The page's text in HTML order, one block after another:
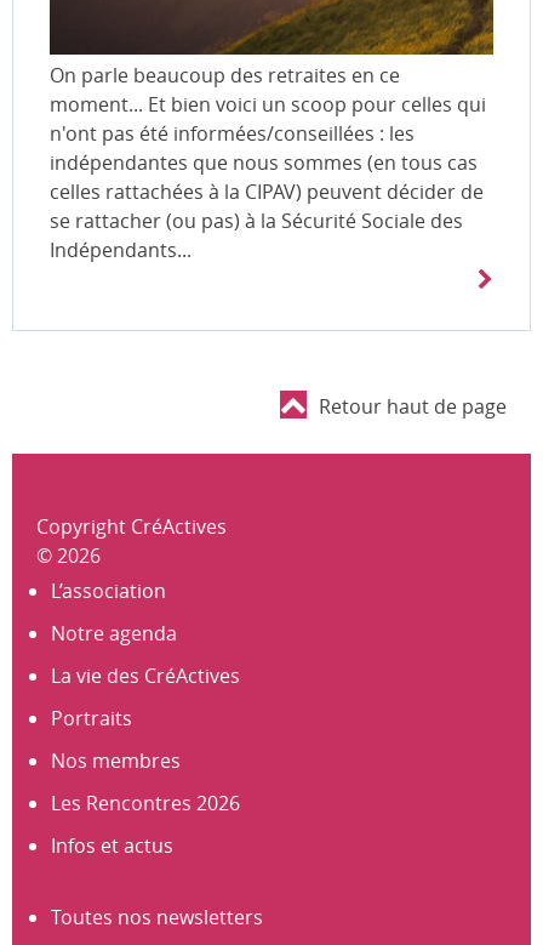
On parle beaucoup des retraites en ce
moment... Et bien voici un scoop pour celles qui
n'ont pas été informées/conseillées : les
indépendantes que nous sommes (en tous cas
celles rattachées à la CIPAV) peuvent décider de
se rattacher (ou pas) à la Sécurité Sociale des
Indépendants...
Retour haut de page
Copyright CréActives
© 2026
L’association
Notre agenda
La vie des CréActives
Portraits
Nos membres
Les Rencontres 2026
Infos et actus
Toutes nos newsletters